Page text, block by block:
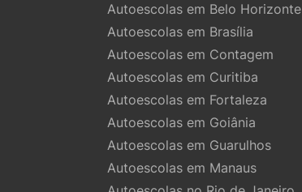
Autoescolas em Belo Horizonte
Autoescolas em Brasília
Autoescolas em Contagem
Autoescolas em Curitiba
Autoescolas em Fortaleza
Autoescolas em Goiânia
Autoescolas em Guarulhos
Autoescolas em Manaus